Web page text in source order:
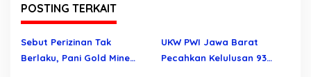
s
i
p
POSTING TERKAIT
Sebut Perizinan Tak
Berlaku, Pani Gold Mine
UKW PWI Jawa Barat
Pecahkan Kelulusan 93